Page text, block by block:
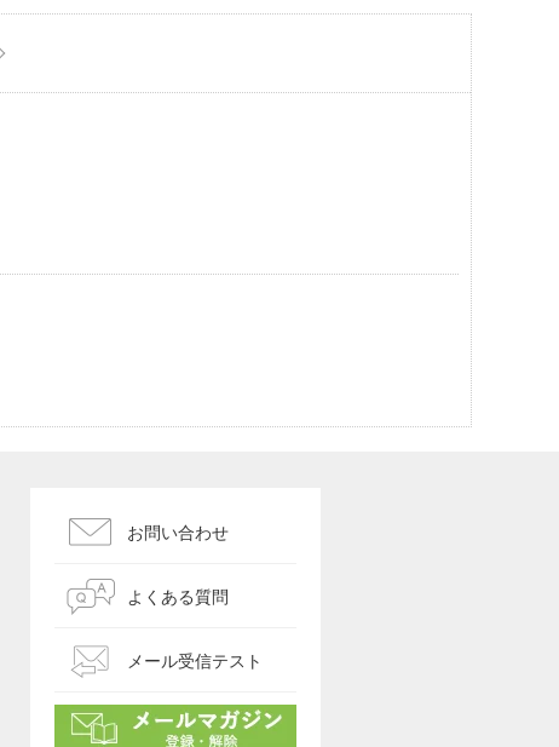
お問い合わせ
よくある質問
メール受信テスト